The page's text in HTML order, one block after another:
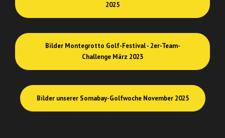
2025
Bilder Montegrotto Golf-Festival - 2er-Team-
Challenge März 2023
Bilder unserer Somabay-Golfwoche November 2025